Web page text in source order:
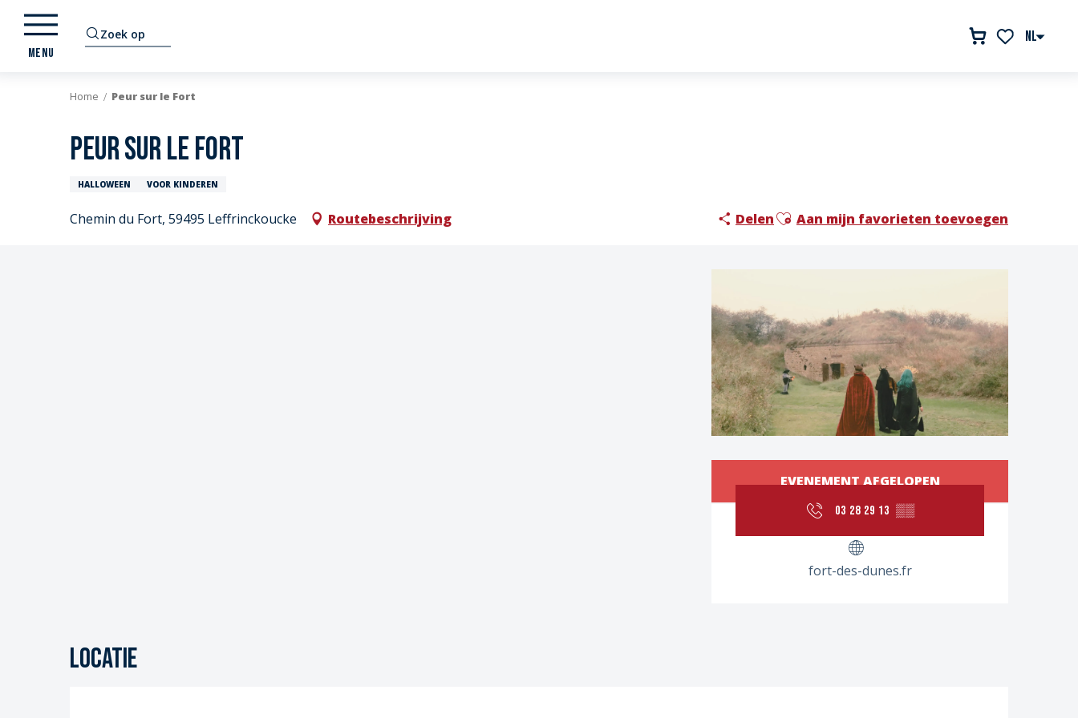
Aller
contenu
NL
Zoek op
MENU
Home Peur sur le Fort
Peur sur le Fort
HALLOWEEN VOOR KINDEREN
Chemin du Fort, 59495 Leffrinckoucke Routebeschrijving DelenAjouter aux favoris
Aan mijn favorieten toevoegen
Openingstijden en
EVENEMENT AFGELOPEN
03 28 29 13 ▒▒
fort-des-dunes.fr
Locatie